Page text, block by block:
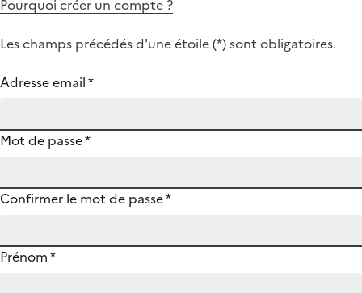
Pourquoi créer un compte ?
Les champs précédés d'une étoile (*) sont obligatoires.
Adresse email*
Mot de passe*
Confirmer le mot de passe*
Prénom*